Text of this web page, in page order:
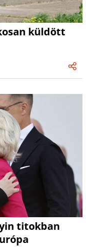
küldött
titokban